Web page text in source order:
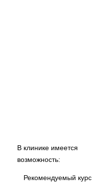
В клинике имеется
возможность:
Рекомендуемый курс